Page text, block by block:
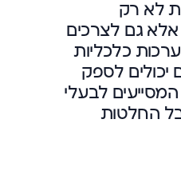
לא רק
אלא גם לצרכים
כלכליות
יכולים לספק
לבעלי
החלטות